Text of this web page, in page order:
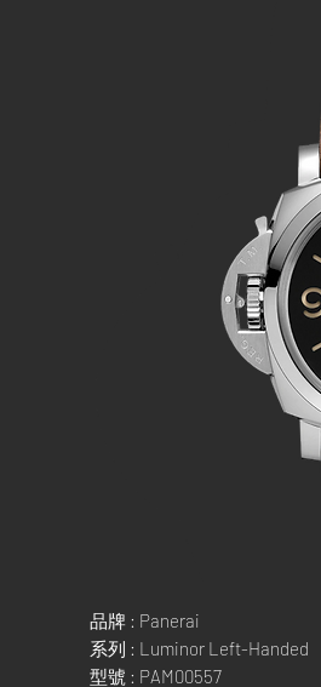
品牌 : Panerai
系列 : Luminor Left-Handed
型號 : PAM00557